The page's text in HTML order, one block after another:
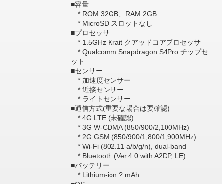
■容量
* ROM 32GB、RAM 2GB
* MicroSD スロットなし
■プロセッサ
* 1.5GHz Krait クアッドコアプロセッサ
* Qualcomm Snapdragon S4Pro チップセ
ット
■センサー
* 加速度センサー
* 近接センサー
* ライトセンサー
■通信方式(重要な場合は要確認)
* 4G LTE (未確認)
* 3G W-CDMA (850/900/2,100MHz)
* 2G GSM (850/900/1,800/1,900MHz)
* Wi-Fi (802.11 a/b/g/n), dual-band
* Bluetooth (Ver.4.0 with A2DP, LE)
■バッテリー
* Lithium-ion ? mAh